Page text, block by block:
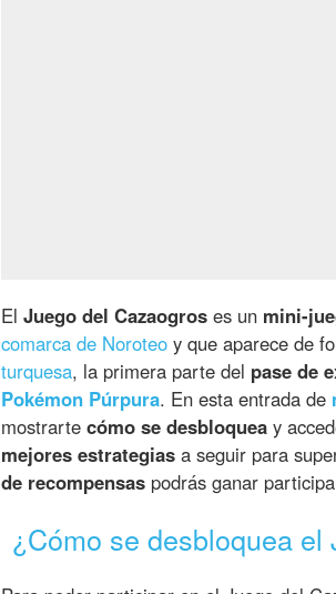
El Juego del Cazaogros es un mini-
comarca de Noroteo y que aparece de
turquesa, la primera parte del pase de
Pokémon Púrpura. En esta entrada de
mostrarte cómo se desbloquea y
mejores estrategias a seguir para
de recompensas podrás ganar
¿Cómo se desbloquea